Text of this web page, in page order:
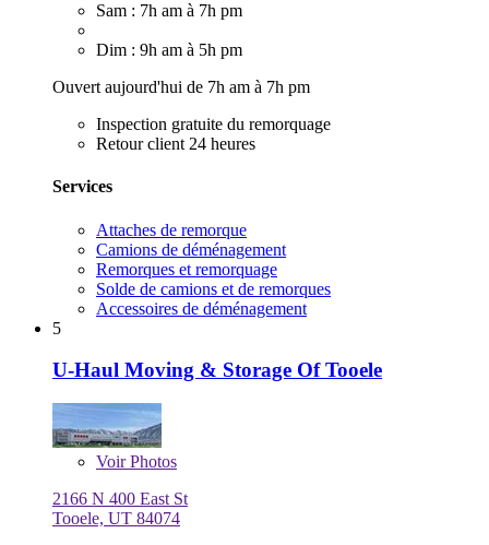
Sam : 7h am à 7h pm
Dim : 9h am à 5h pm
Ouvert aujourd'hui de 7h am à 7h pm
Inspection gratuite du remorquage
Retour client 24 heures
Services
Attaches de remorque
Camions de déménagement
Remorques et remorquage
Solde de camions et de remorques
Accessoires de déménagement
5
U-Haul Moving & Storage Of Tooele
VoirPhotos
2166 N 400 East St
Tooele, UT 84074